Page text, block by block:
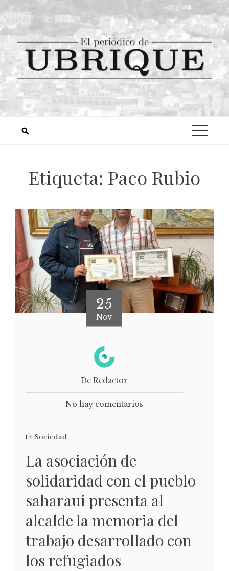
Etiqueta: Paco Rubio
25
Nov
De Redactor
No hay comentarios
Sociedad
La asociación de
solidaridad con el pueblo
saharaui presenta al
alcalde la memoria del
trabajo desarrollado con
los refugiados